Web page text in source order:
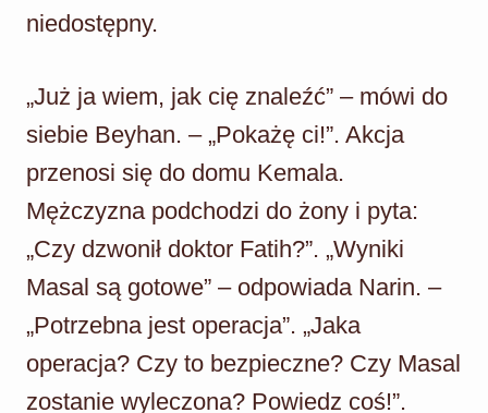
niedostępny.
„Już ja wiem, jak cię znaleźć” – mówi do
siebie Beyhan. – „Pokażę ci!”. Akcja
przenosi się do domu Kemala.
Mężczyzna podchodzi do żony i pyta:
„Czy dzwonił doktor Fatih?”. „Wyniki
Masal są gotowe” – odpowiada Narin. –
„Potrzebna jest operacja”. „Jaka
operacja? Czy to bezpieczne? Czy Masal
zostanie wyleczona? Powiedz coś!”.